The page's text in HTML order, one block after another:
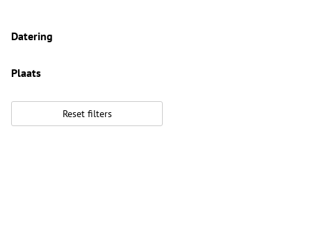
Datering
Plaats
Reset filters